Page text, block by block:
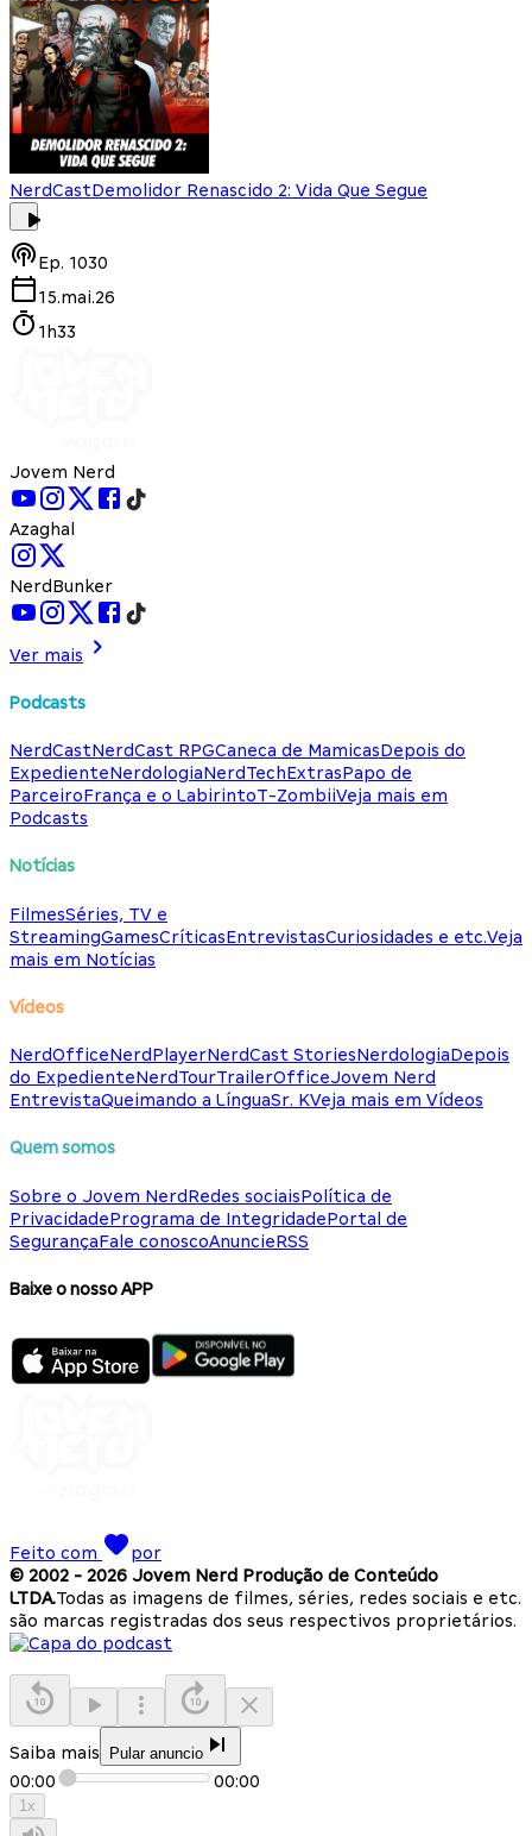
NerdCastDemolidor Renascido 2: Vida Que Segue
Ep. 1030
15.mai.26
1h33
Jovem Nerd
Azaghal
NerdBunker
Ver mais
Podcasts
NerdCastNerdCast RPGCaneca de MamicasDepois do
ExpedienteNerdologiaNerdTechExtrasPapo de
ParceiroFrança e o LabirintoT-ZombiiVeja mais em
Podcasts
Notícias
FilmesSéries, TV e
StreamingGamesCríticasEntrevistasCuriosidades e etc.Veja
mais em Notícias
Vídeos
NerdOfficeNerdPlayerNerdCast StoriesNerdologiaDepois
do ExpedienteNerdTourTrailerOfficeJovem Nerd
EntrevistaQueimando a LínguaSr. KVeja mais em Vídeos
Quem somos
Sobre o Jovem NerdRedes sociaisPolítica de
PrivacidadePrograma de IntegridadePortal de
SegurançaFale conoscoAnuncieRSS
Baixe o nosso APP
Feito com
por
© 2002 - 2026 Jovem Nerd Produção de Conteúdo
LTDA.Todas as imagens de filmes, séries, redes sociais e etc.
são marcas registradas dos seus respectivos proprietários.
Saiba mais Pular anuncio
00:00 00:00
1x